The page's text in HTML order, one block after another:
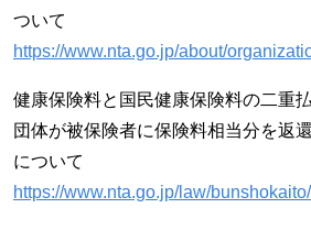
ついて
https://www.nta.go.jp/about/
健康保険料と国民健康保険料の二重
団体が被保険者に保険料相当分を返
について
https://www.nta.go.jp/law/